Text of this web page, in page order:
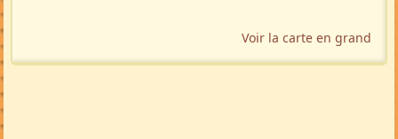
Voir la carte en grand